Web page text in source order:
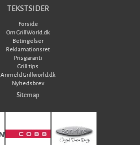
TEKSTSIDER
Forside
Om GrillWorld.dk
Betingelser
Reklamationsret
Prisgaranti
Grill tips
Anmeld Grillworld.dk
Nyhedsbrev
Sitemap